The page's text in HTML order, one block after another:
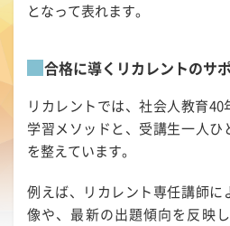
となって表れます。
合格に導くリカレントのサ
リカレントでは、社会人教育
学習メソッドと、受講生一人ひ
を整えています。
例えば、リカレント専任講師に
像や、最新の出題傾向を反映